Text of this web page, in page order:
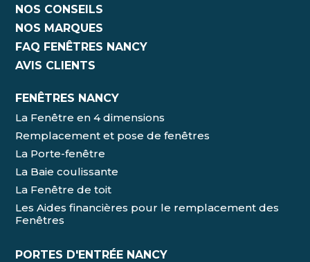
NOS CONSEILS
NOS MARQUES
FAQ FENÊTRES NANCY
AVIS CLIENTS
FENÊTRES NANCY
La Fenêtre en 4 dimensions
Remplacement et pose de fenêtres
La Porte-fenêtre
La Baie coulissante
La Fenêtre de toit
Les Aides financières pour le remplacement des
Fenêtres
PORTES D'ENTRÉE NANCY